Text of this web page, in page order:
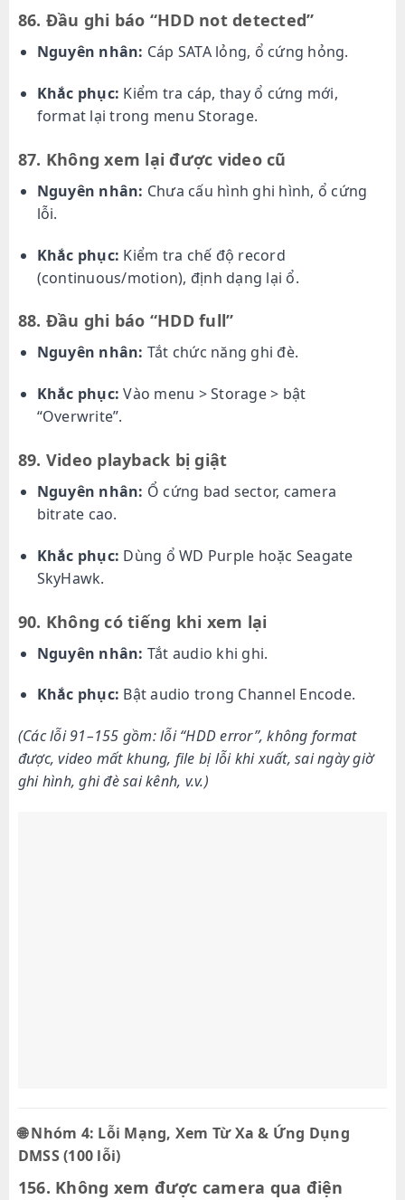
86. Đầu ghi báo “HDD not detected”
Nguyên nhân: Cáp SATA lỏng, ổ cứng hỏng.
Khắc phục: Kiểm tra cáp, thay ổ cứng mới,
format lại trong menu Storage.
87. Không xem lại được video cũ
Nguyên nhân: Chưa cấu hình ghi hình, ổ cứng
lỗi.
Khắc phục: Kiểm tra chế độ record
(continuous/motion), định dạng lại ổ.
88. Đầu ghi báo “HDD full”
Nguyên nhân: Tắt chức năng ghi đè.
Khắc phục: Vào menu > Storage > bật
“Overwrite”.
89. Video playback bị giật
Nguyên nhân: Ổ cứng bad sector, camera
bitrate cao.
Khắc phục: Dùng ổ WD Purple hoặc Seagate
SkyHawk.
90. Không có tiếng khi xem lại
Nguyên nhân: Tắt audio khi ghi.
Khắc phục: Bật audio trong Channel Encode.
(Các lỗi 91–155 gồm: lỗi “HDD error”, không format
được, video mất khung, file bị lỗi khi xuất, sai ngày giờ
ghi hình, ghi đè sai kênh, v.v.)
🌐Nhóm 4: Lỗi Mạng, Xem Từ Xa & Ứng Dụng
DMSS (100 lỗi)
156. Không xem được camera qua điện